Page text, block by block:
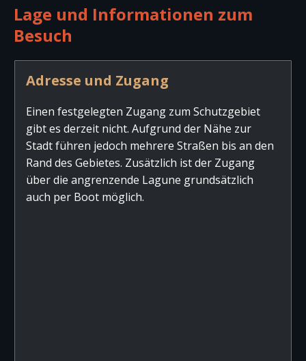
Lage und Informationen zum
Besuch
Adresse und Zugang
Einen festgelegten Zugang zum Schutzgebiet
gibt es derzeit nicht. Aufgrund der Nähe zur
Stadt führen jedoch mehrere Straßen bis an den
Rand des Gebietes. Zusätzlich ist der Zugang
über die angrenzende Lagune grundsätzlich
auch per Boot möglich.